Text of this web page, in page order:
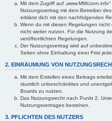
Mit dem Zugriff auf
Nutzungsvertrag mit dem Betreiber
erklärst dich mit den nachfolgenden
Wenn du mit diesen Regelungen
nicht weiter nutzen. Für die Nutzung
veröffentlichten Regelungen.
Der Nutzungsvertrag wird auf
Seiten ohne Einhaltung einer Frist
2. EINRÄUMUNG VON
Mit dem Erstellen eines Beitrags
räumlich unbeschränktes und
Boards zu nutzen.
Das Nutzungsrecht nach Punkt 2,
Nutzungsvertrages bestehen.
3. PFLICHTEN DES NUTZERS